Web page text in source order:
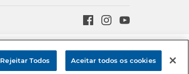
Rejeitar Todos Aceitar todos os cookies